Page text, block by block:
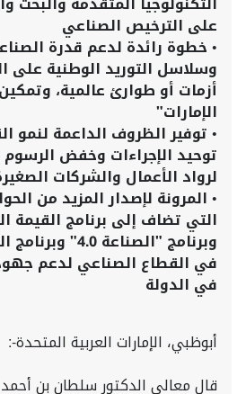
على الترخيص الصناعي
• خطوة رائدة لدعم قدرة
وسلاسل التوريد الوطنية على
أزمات أو طوارئ عالمية،
الإمارات"
• توفير الظروف الداعمة لنمو
توحيد الإجراءات وخفض الرسوم
لرواد الأعمال والشركات
• المرونة لإصدار المزيد من
التي تضاف إلى برنامج القيمة
وبرنامج "الصناعة
في القطاع الصناعي لدعم
في الدولة
أبوظبي، الإمارات العربية المتحدة-:
قال معالي الدكتور سلطان بن أحمد